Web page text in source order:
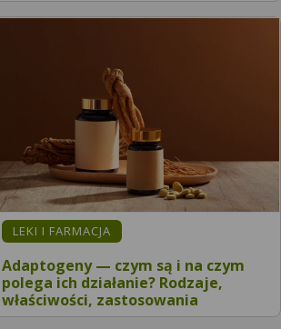
LEKI I FARMACJA
Adaptogeny — czym są i na czym
polega ich działanie? Rodzaje,
właściwości, zastosowania